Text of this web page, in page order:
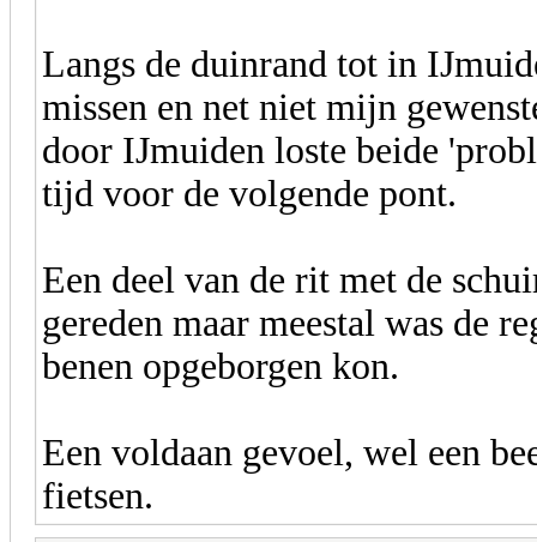
Langs de duinrand tot in
missen en net niet mijn
door IJmuiden loste beide
tijd voor de volgende pont.
Een deel van de rit met de
gereden maar meestal was de
benen opgeborgen kon.
Een voldaan gevoel, wel een
fietsen.